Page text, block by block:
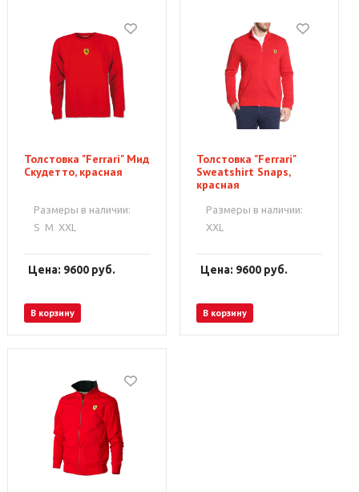
Толстовка "Ferrari" Мид
Скудетто, красная
Размеры в наличии:
S M XXL
Цена: 9600 руб.
В корзину
Толстовка "Ferrari"
Sweatshirt Snaps,
красная
Размеры в наличии:
XXL
Цена: 9600 руб.
В корзину